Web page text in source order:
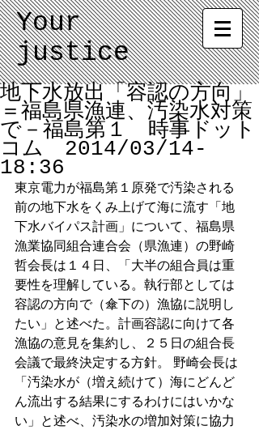
Your
justice
地下水放出「容認の方向」
＝福島県漁連、汚染水対策
で－福島第１ 時事ドット
コム 2014/03/14-
18:36
東京電力が福島第１原発で汚染される
前の地下水をくみ上げて海に流す「地
下水バイパス計画」について、福島県
漁業協同組合連合会（県漁連）の野崎
哲会長は１４日、「大半の組合員は重
要性を理解している。執行部としては
容認の方向で（傘下の）漁協に説明し
たい」と述べた。計画容認に向けて各
漁協の意見を集約し、２５日の組合長
会議で最終決定する方針。 野崎会長は
「汚染水が（増え続けて）海にどんど
ん流出する結果にするわけにはいかな
い」と述べ、汚染水の増加対策に協力